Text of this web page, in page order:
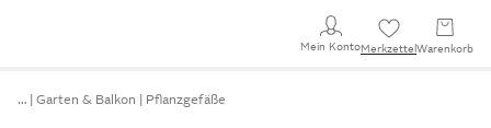
Mein KontoMerkzettel Warenkorb
… Garten & Balkon Pflanzgefäße